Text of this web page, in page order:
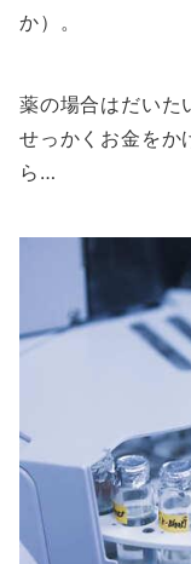
か）。
薬の場合はだいた
せっかくお金をか
ら…